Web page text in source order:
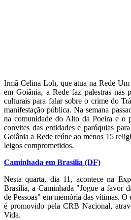
Irmã Celina Loh, que atua na Rede
em Goiânia, a Rede faz palestras nas
culturais para falar sobre o crime do
manifestação pública. Na semana
na comunidade do Alto da Poeira e o
convites das entidades e paróquias
Goiânia a Rede reúne ao menos 15
leigos comprometidos.
Caminhada em Brasília (DF)
Nesta quarta, dia 11, acontece na
Brasília, a Caminhada "Jogue a favor
de Pessoas" em memória das vítimas.
é promovido pela CRB Nacional,
Vida.